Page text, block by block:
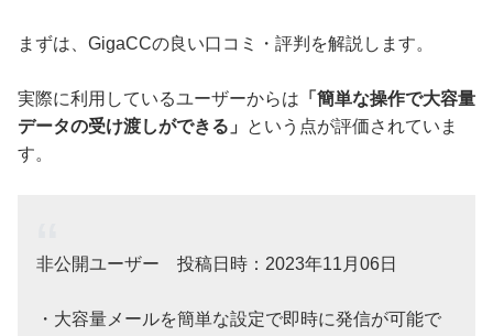
まずは、GigaCCの良い口コミ・評判を解説します。
実際に利用しているユーザーからは 「簡単な操作で大容量
データの受け渡しができる」
という点が評価されていま
す。
非公開ユーザー 投稿日時：2023年11月06日
・大容量メールを簡単な設定で即時に発信が可能で